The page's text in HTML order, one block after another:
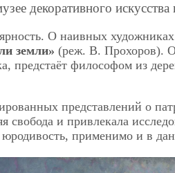
декоративного
О наивных
земли» (реж. В. Прохоров).
предстаёт философом из
представлений о
свобода и привлекала
применимо и в